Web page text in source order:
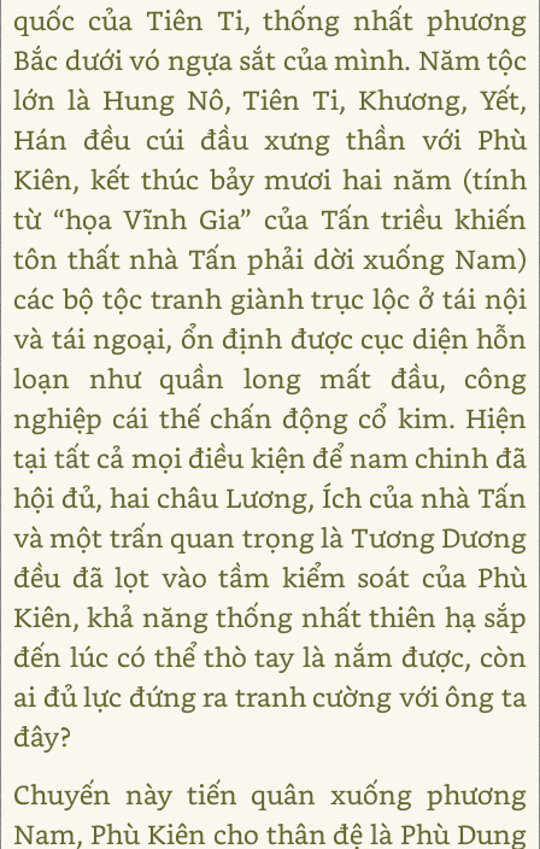
quốc của Tiên Ti, thống nhất phương
Bắc dưới vó ngựa sắt của mình. Năm tộc
lớn là Hung Nô, Tiên Ti, Khương, Yết,
Hán đều cúi đầu xưng thần với Phù
Kiên, kết thúc bảy mươi hai năm (tính
từ “họa Vĩnh Gia” của Tấn triều khiến
tôn thất nhà Tấn phải dời xuống Nam)
các bộ tộc tranh giành trục lộc ở tái nội
và tái ngoại, ổn định được cục diện hỗn
loạn như quần long mất đầu, công
nghiệp cái thế chấn động cổ kim. Hiện
tại tất cả mọi điều kiện để nam chinh đã
hội đủ, hai châu Lương, Ích của nhà Tấn
và một trấn quan trọng là Tương Dương
đều đã lọt vào tầm kiểm soát của Phù
Kiên, khả năng thống nhất thiên hạ sắp
đến lúc có thể thò tay là nắm được, còn
ai đủ lực đứng ra tranh cường với ông ta
đây?
Chuyến này tiến quân xuống phương
Nam, Phù Kiên cho thân đệ là Phù Dung